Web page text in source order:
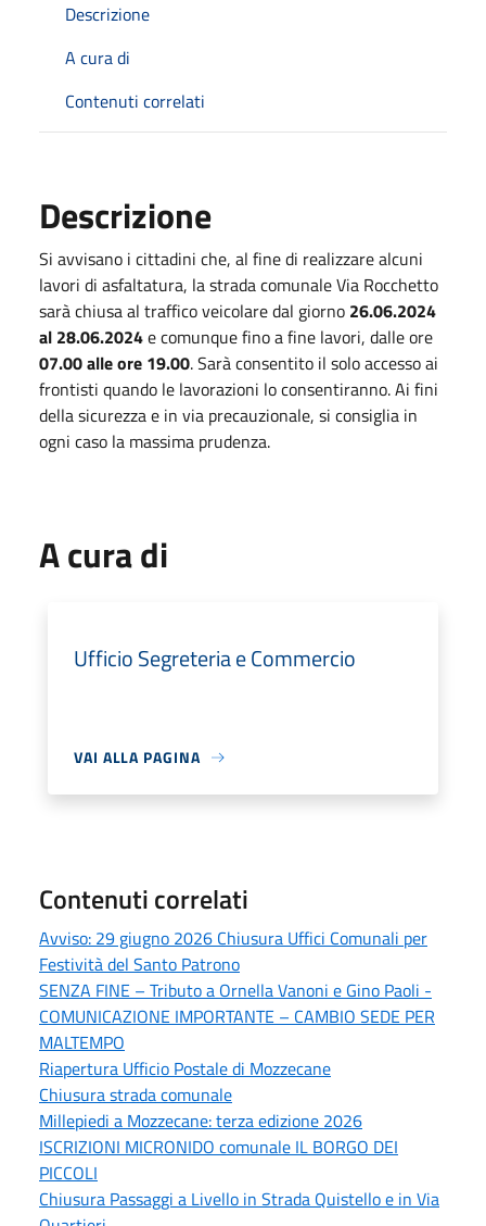
Descrizione
A cura di
Contenuti correlati
Descrizione
Si avvisano i cittadini che, al fine di realizzare alcuni
lavori di asfaltatura, la strada comunale Via Rocchetto
sarà chiusa al traffico veicolare dal giorno 26.06.2024
al 28.06.2024e comunque fino a fine lavori, dalle ore
07.00 alle ore 19.00. Sarà consentito il solo accesso ai
frontisti quando le lavorazioni lo consentiranno. Ai fini
della sicurezza e in via precauzionale, si consiglia in
ogni caso la massima prudenza.
A cura di
Ufficio Segreteria e Commercio
VAI ALLA PAGINA
Contenuti correlati
Avviso: 29 giugno 2026 Chiusura Uffici Comunali per
Festività del Santo Patrono
SENZA FINE – Tributo a Ornella Vanoni e Gino Paoli -
COMUNICAZIONE IMPORTANTE – CAMBIO SEDE PER
MALTEMPO
Riapertura Ufficio Postale di Mozzecane
Chiusura strada comunale
Millepiedi a Mozzecane: terza edizione 2026
ISCRIZIONI MICRONIDO comunale IL BORGO DEI
PICCOLI
Chiusura Passaggi a Livello in Strada Quistello e in Via